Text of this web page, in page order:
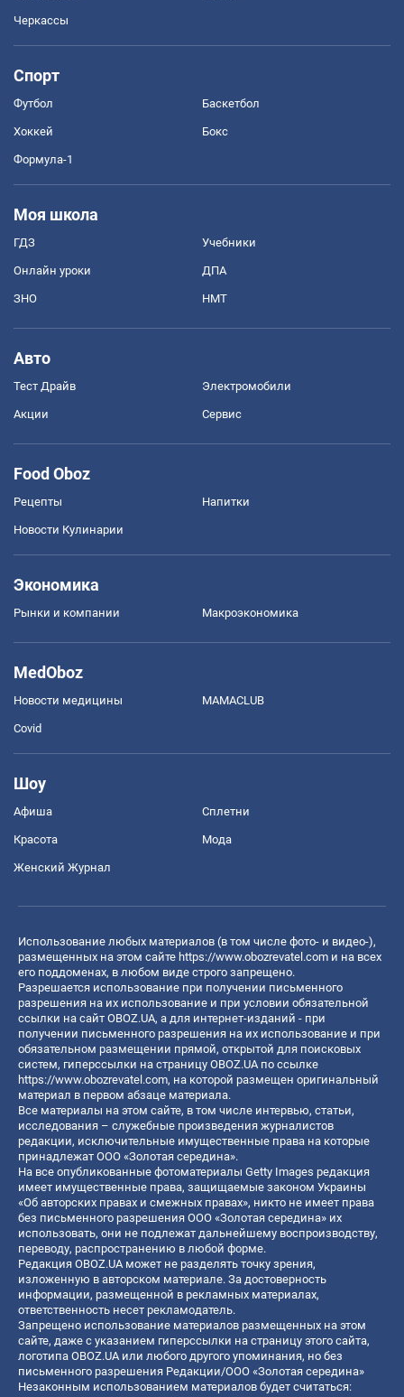
Черкассы
Спорт
Футбол Баскетбол
Хоккей Бокс
Формула-1
Моя школа
ГДЗ Учебники
Онлайн уроки ДПА
ЗНО НМТ
Авто
Тест Драйв Электромобили
Акции Сервис
Food Oboz
Рецепты Напитки
Новости Кулинарии
Экономика
Рынки и компании Mакроэкономика
MedOboz
Новости медицины MAMACLUB
Covid
Шоу
Афиша Сплетни
Красота Мода
Женский Журнал
Использование любых материалов (в том числе фото- и видео-),
размещенных на этом сайте https://www.obozrevatel.com и на всех
его поддоменах, в любом виде строго запрещено.
Разрешается использование при получении письменного
разрешения на их использование и при условии обязательной
ссылки на сайт OBOZ.UA, а для интернет-изданий - при
получении письменного разрешения на их использование и при
обязательном размещении прямой, открытой для поисковых
систем, гиперссылки на страницу OBOZ.UA по ссылке
https://www.obozrevatel.com, на которой размещен оригинальный
материал в первом абзаце материала.
Все материалы на этом сайте, в том числе интервью, статьи,
исследования – служебные произведения журналистов
редакции, исключительные имущественные права на которые
принадлежат ООО «Золотая середина».
На все опубликованные фотоматериалы Getty Images редакция
имеет имущественные права, защищаемые законом Украины
«Об авторских правах и смежных правах», никто не имеет права
без письменного разрешения ООО «Золотая середина» их
использовать, они не подлежат дальнейшему воспроизводству,
переводу, распространению в любой форме.
Редакция OBOZ.UA может не разделять точку зрения,
изложенную в авторском материале. За достоверность
информации, размещенной в рекламных материалах,
ответственность несет рекламодатель.
Запрещено использование материалов размещенных на этом
сайте, даже с указанием гиперссылки на страницу этого сайта,
логотипа OBOZ.UA или любого другого упоминания, но без
письменного разрешения Редакции/ООО «Золотая середина»
Незаконным использованием материалов будет считаться: